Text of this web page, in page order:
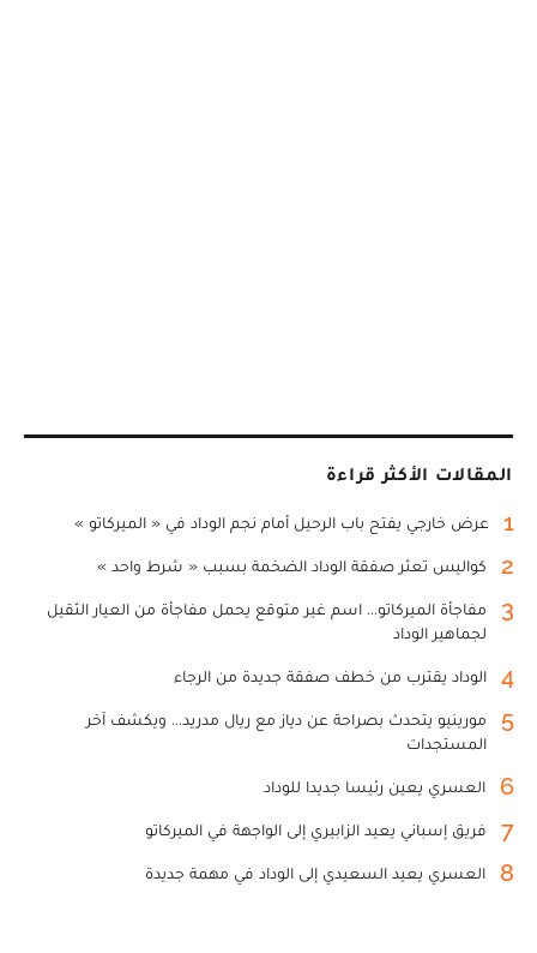
المقالات الأكثر قراءة
1 عرض خارجي يفتح باب الرحيل أمام نجم الوداد في « الميركاتو »
2 كواليس تعثر صفقة الوداد الضخمة بسبب « شرط واحد »
3
مفاجأة الميركاتو... اسم غير متوقع يحمل مفاجأة من العيار الثقيل
لجماهير الوداد
4 الوداد يقترب من خطف صفقة جديدة من الرجاء
5
مورينيو يتحدث بصراحة عن دياز مع ريال مدريد... ويكشف آخر
المستجدات
6 العسري يعين رئيسا جديدا للوداد
7 فريق إسباني يعيد الزابيري إلى الواجهة في الميركاتو
8 العسري يعيد السعيدي إلى الوداد في مهمة جديدة